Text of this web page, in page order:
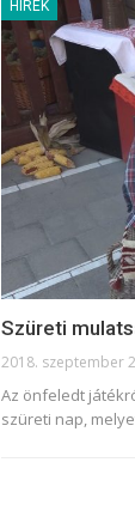
HÍREK
Szüreti
2018. szeptember
Az önfeledt
szüreti nap,